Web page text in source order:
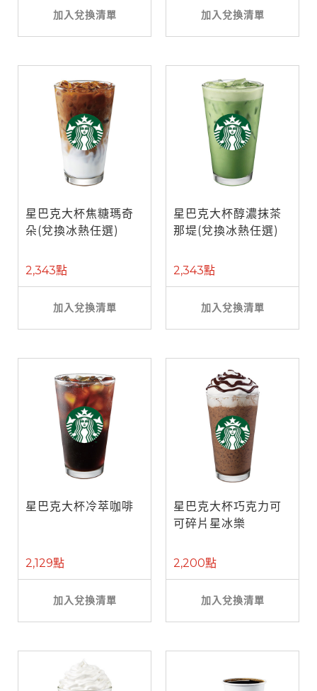
加入兌換清單 加入兌換清單
星巴克大杯焦糖瑪奇
朵(兌換冰熱任選)
2,343點
加入兌換清單
星巴克大杯醇濃抹茶
那堤(兌換冰熱任選)
2,343點
加入兌換清單
星巴克大杯冷萃咖啡
2,129點
加入兌換清單
星巴克大杯巧克力可
可碎片星冰樂
2,200點
加入兌換清單